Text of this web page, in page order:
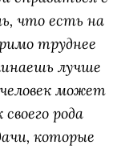
что есть на
труднее
лучше
может
рода
которые